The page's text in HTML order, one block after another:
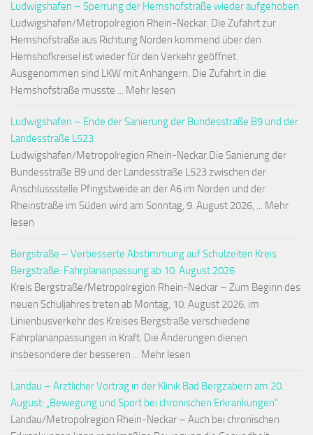
Ludwigshafen – Sperrung der Hemshofstraße wieder aufgehoben
Ludwigshafen/Metropolregion Rhein-Neckar. Die Zufahrt zur
Hemshofstraße aus Richtung Norden kommend über den
Hemshofkreisel ist wieder für den Verkehr geöffnet.
Ausgenommen sind LKW mit Anhängern. Die Zufahrt in die
Hemshofstraße musste ... Mehr lesen
Ludwigshafen – Ende der Sanierung der Bundesstraße B9 und der
Landesstraße L523
Ludwigshafen/Metropolregion Rhein-Neckar.Die Sanierung der
Bundesstraße B9 und der Landesstraße L523 zwischen der
Anschlussstelle Pfingstweide an der A6 im Norden und der
Rheinstraße im Süden wird am Sonntag, 9. August 2026, ... Mehr
lesen
Bergstraße – Verbesserte Abstimmung auf Schulzeiten Kreis
Bergstraße: Fahrplananpassung ab 10. August 2026
Kreis Bergstraße/Metropolregion Rhein-Neckar – Zum Beginn des
neuen Schuljahres treten ab Montag, 10. August 2026, im
Linienbusverkehr des Kreises Bergstraße verschiedene
Fahrplananpassungen in Kraft. Die Änderungen dienen
insbesondere der besseren ... Mehr lesen
Landau – Ärztlicher Vortrag in der Klinik Bad Bergzabern am 20.
August: „Bewegung und Sport bei chronischen Erkrankungen“
Landau/Metropolregion Rhein-Neckar – Auch bei chronischen